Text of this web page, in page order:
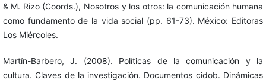
& M. Rizo (Coords.), Nosotros y los otros: la comunicación humana
como fundamento de la vida social (pp. 61-73). México: Editoras
Los Miércoles.
Martín-Barbero, J. (2008). Políticas de la comunicación y la
cultura. Claves de la investigación. Documentos cidob. Dinámicas